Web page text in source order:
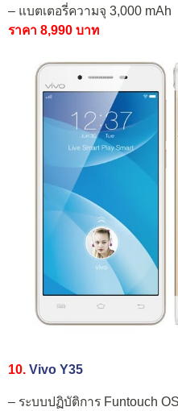
– แบตเตอรี่ความจุ 3,000 mAh
ราคา 8,990 บาท
10. Vivo Y35
– ระบบปฏิบัติการ Funtouch